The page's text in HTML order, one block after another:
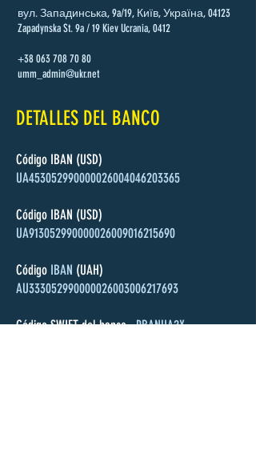
Código IBAN (USD)
UA453052990000026004046203365
Código IBAN (USD)
UA913052990000026009016215690
Código IBAN (UAH)
AU333052990000026003006217693
Código SWIFT del banco PBANUA2X
DETALLES DEL BANCO
вул. Западинська, 9a/19, Київ, Україна, 04123
Zapadynska St. 9a / 19 Kiev Ucrania, 0412
+38 063 708 70 80
umm_admin@ukr.net